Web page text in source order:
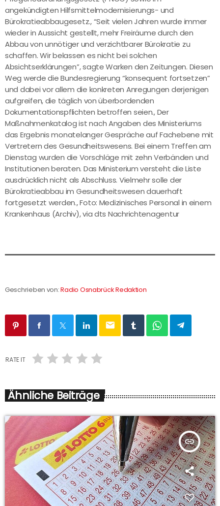
angekündigten Hilfsmittelmodernisierungs- und
Bürokratieabbaugesetz., “Seit vielen Jahren wurde immer
wieder in Aussicht gestellt, mehr Freiräume durch den
Abbau von unnötiger und verzichtbarer Bürokratie zu
schaffen. Wir belassen es nicht bei solchen
Absichtserklärungen”, sagte Warken den Zeitungen. Diesen
Weg werde die Bundesregierung “konsequent fortsetzen”
und dabei vor allem die konkreten Anregungen derjenigen
aufgreifen, die täglich von überbordenden
Dokumentationspflichten betroffen seien., Der
Maßnahmenkatalog ist nach Angaben des Ministeriums
das Ergebnis monatelanger Gespräche auf Fachebene mit
Vertretern des Gesundheitswesens. Bei einem Treffen am
Dienstag wurden die Vorschläge mit zehn Verbänden und
Institutionen beraten. Das Ministerium versteht die Liste
ausdrücklich nicht als Abschluss. Vielmehr solle der
Bürokratieabbau im Gesundheitswesen dauerhaft
fortgesetzt werden., Foto: Medizinisches Personal in einem
Krankenhaus (Archiv), via dts Nachrichtenagentur
Geschrieben von:Radio Osnabrück Redaktion
email
RATE IT
Ähnliche Beiträge
insert_link